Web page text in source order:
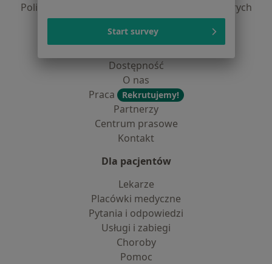
Polityka prywatności dla profesjonalistów, których
dane pozyskaliśmy samodzielnie
Polityka cookies
Dostępność
O nas
Praca
Rekrutujemy!
Partnerzy
Centrum prasowe
Kontakt
Dla pacjentów
Lekarze
Placówki medyczne
Pytania i odpowiedzi
Usługi i zabiegi
Choroby
Pomoc
Start survey